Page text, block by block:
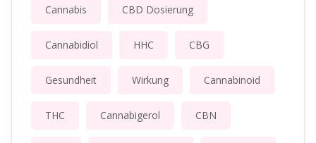
Cannabis CBD Dosierung
Cannabidiol HHC CBG
Gesundheit Wirkung Cannabinoid
THC Cannabigerol CBN